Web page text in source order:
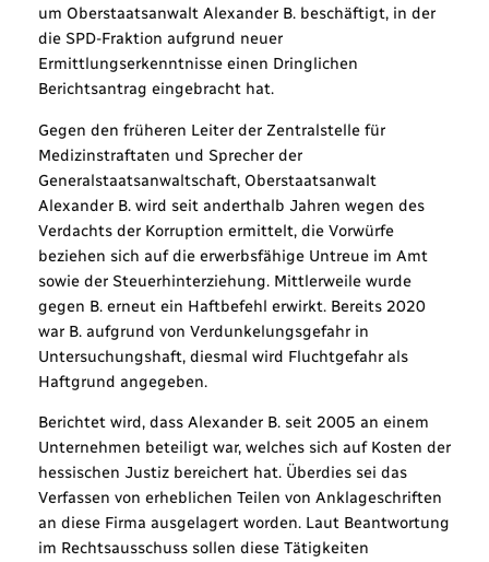
um Oberstaatsanwalt Alexander B. beschäftigt, in der
die SPD-Fraktion aufgrund neuer
Ermittlungserkenntnisse einen Dringlichen
Berichtsantrag eingebracht hat.
Gegen den früheren Leiter der Zentralstelle für
Medizinstraftaten und Sprecher der
Generalstaatsanwaltschaft, Oberstaatsanwalt
Alexander B. wird seit anderthalb Jahren wegen des
Verdachts der Korruption ermittelt, die Vorwürfe
beziehen sich auf die erwerbsfähige Untreue im Amt
sowie der Steuerhinterziehung. Mittlerweile wurde
gegen B. erneut ein Haftbefehl erwirkt. Bereits 2020
war B. aufgrund von Verdunkelungsgefahr in
Untersuchungshaft, diesmal wird Fluchtgefahr als
Haftgrund angegeben.
Berichtet wird, dass Alexander B. seit 2005 an einem
Unternehmen beteiligt war, welches sich auf Kosten der
hessischen Justiz bereichert hat. Überdies sei das
Verfassen von erheblichen Teilen von Anklageschriften
an diese Firma ausgelagert worden. Laut Beantwortung
im Rechtsausschuss sollen diese Tätigkeiten